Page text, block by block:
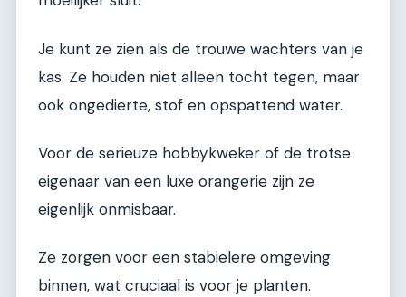
Je kunt ze zien als de trouwe wachters van je
kas. Ze houden niet alleen tocht tegen, maar
ook ongedierte, stof en opspattend water.
Voor de serieuze hobbykweker of de trotse
eigenaar van een luxe orangerie zijn ze
eigenlijk onmisbaar.
Ze zorgen voor een stabielere omgeving
binnen, wat cruciaal is voor je planten.